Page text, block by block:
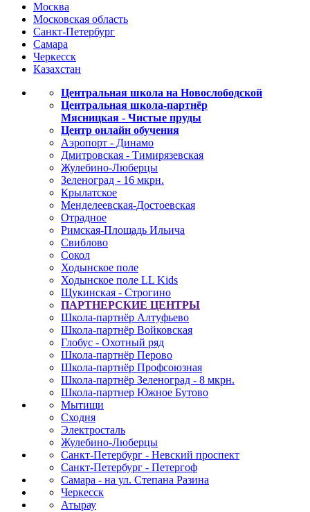
Москва
Московская область
Санкт-Петербург
Самара
Черкесск
Казахстан
Центральная школа на Новослободской
Центральная школа-партнёр
Мясницкая - Чистые пруды
Центр онлайн обучения
Аэропорт - Динамо
Дмитровская - Тимирязевская
Жулебино-Люберцы
Зеленоград - 16 мкрн.
Крылатское
Менделеевская-Достоевская
Отрадное
Римская-Площадь Ильича
Свиблово
Сокол
Ходынское поле
Ходынское поле LL Kids
Щукинская - Строгино
ПАРТНЕРСКИЕ ЦЕНТРЫ
Школа-партнёр Алтуфьево
Школа-партнёр Войковская
Глобус - Охотный ряд
Школа-партнёр Перово
Школа-партнёр Профсоюзная
Школа-партнёр Зеленоград - 8 мкрн.
Школа-партнер Южное Бутово
Мытищи
Сходня
Электросталь
Жулебино-Люберцы
Санкт-Петербург - Невский проспект
Санкт-Петербург - Петергоф
Самара - на ул. Степана Разина
Черкесск
Атырау